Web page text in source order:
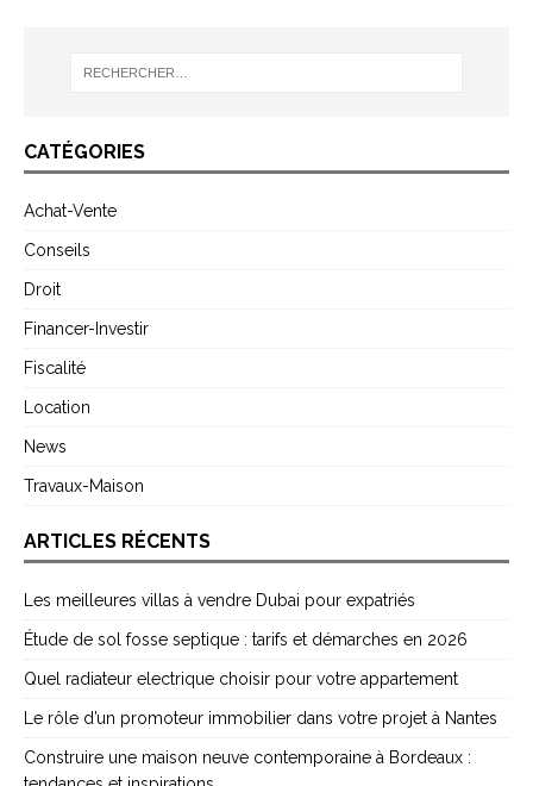
CATÉGORIES
Achat-Vente
Conseils
Droit
Financer-Investir
Fiscalité
Location
News
Travaux-Maison
ARTICLES RÉCENTS
Les meilleures villas à vendre Dubai pour expatriés
Étude de sol fosse septique : tarifs et démarches en 2026
Quel radiateur electrique choisir pour votre appartement
Le rôle d’un promoteur immobilier dans votre projet à Nantes
Construire une maison neuve contemporaine à Bordeaux :